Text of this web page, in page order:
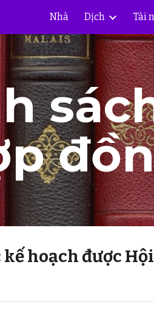
chính Nhà Dịch Tài
hoạch được